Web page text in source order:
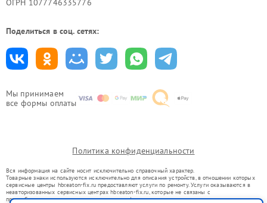
Мы принимаем
все формы оплаты
ОГРН 1077746335776
Поделиться в соц. сетях:
Политика конфиденциальности
Вся информация на сайте носит исключительно справочный характер.
Товарные знаки используются исключительно для описания устройств, в отношении которых
сервисные центры hbr.eaton-fix.ru предоставляют услуги по ремонту. Услуги оказываются в
неавторизованных сервисных центрах hbr.eaton-fix.ru, которые не связаны с
правообладателями товарных знаков или их официальными представителями.